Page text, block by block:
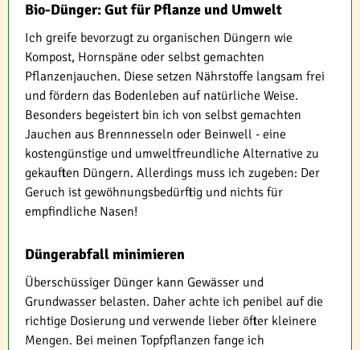
Bio-Dünger: Gut für Pflanze und Umwelt
Ich greife bevorzugt zu organischen Düngern wie
Kompost, Hornspäne oder selbst gemachten
Pflanzenjauchen. Diese setzen Nährstoffe langsam frei
und fördern das Bodenleben auf natürliche Weise.
Besonders begeistert bin ich von selbst gemachten
Jauchen aus Brennnesseln oder Beinwell - eine
kostengünstige und umweltfreundliche Alternative zu
gekauften Düngern. Allerdings muss ich zugeben: Der
Geruch ist gewöhnungsbedürftig und nichts für
empfindliche Nasen!
Düngerabfall minimieren
Überschüssiger Dünger kann Gewässer und
Grundwasser belasten. Daher achte ich penibel auf die
richtige Dosierung und verwende lieber öfter kleinere
Mengen. Bei meinen Topfpflanzen fange ich